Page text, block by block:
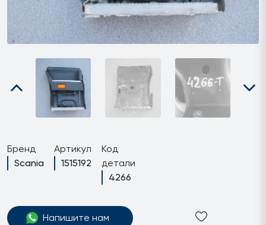
Бренд
Scania
Артикул
1515192
Код
детали
4266
Напишите нам